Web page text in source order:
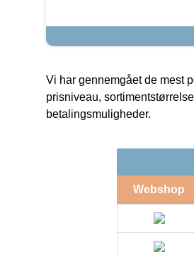
Vi har gennemgået de mest
prisniveau,
betalingsmuligheder.
Webshop